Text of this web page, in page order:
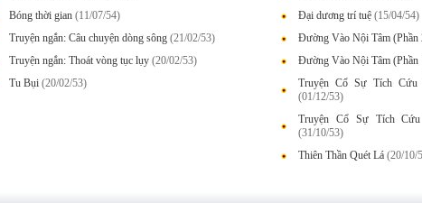
Bóng thời gian (11/07/54)
Truyện ngắn: Câu chuyện dòng sông (21/02/53)
Truyện ngắn: Thoát vòng tục lụy (20/02/53)
Tu Bụi (20/02/53)
Đại dương trí tuệ (15/04/54)
Đường Vào Nội Tâm (Phần
Đường Vào Nội Tâm (Phần
Truyện Cổ Sự Tích
(01/12/53)
Truyện Cổ Sự Tích
(31/10/53)
Thiên Thần Quét Lá (20/10/